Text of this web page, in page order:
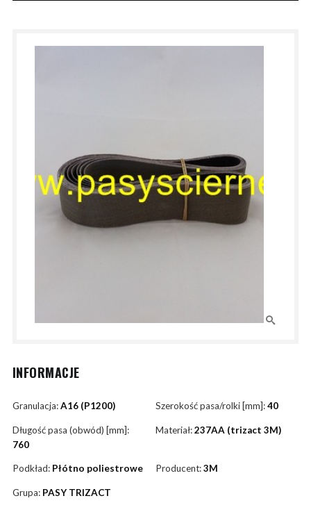
INFORMACJE
Granulacja:A16 (P1200) Szerokość pasa/rolki [mm]:40
Długość pasa (obwód) [mm]:
760
Materiał:237AA (trizact 3M)
Podkład: Płótno poliestrowe Producent:3M
Grupa: PASY TRIZACT